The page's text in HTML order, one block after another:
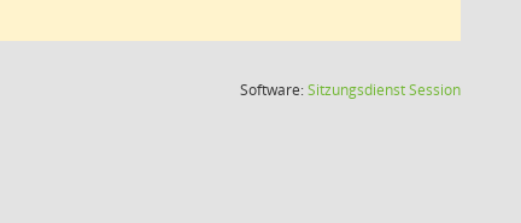
Software:SitzungsdienstSession(Wird in